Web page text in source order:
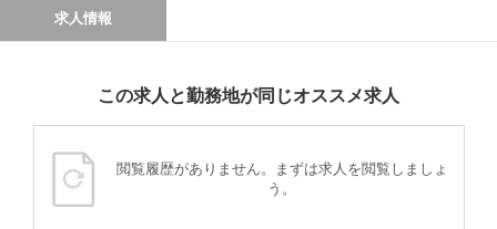
求人情報
この求人と勤務地が同じオススメ求人
閲覧履歴がありません。まずは求人を閲覧しましょ
う。